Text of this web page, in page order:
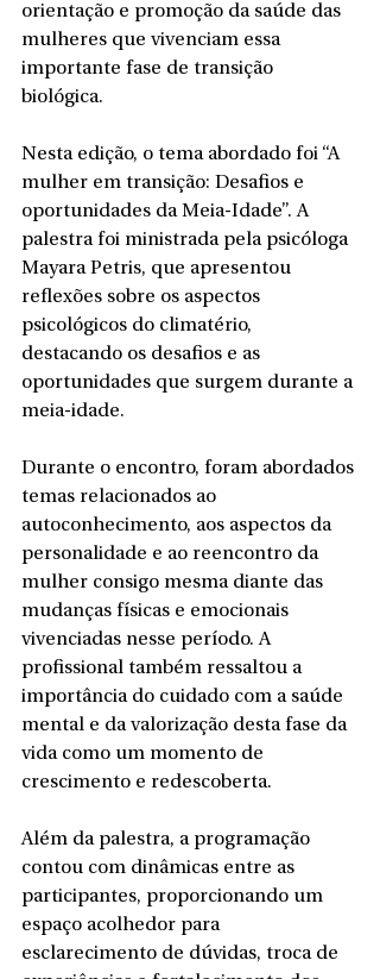
orientação e promoção da saúde das
mulheres que vivenciam essa
importante fase de transição
biológica.
Nesta edição, o tema abordado foi “A
mulher em transição: Desafios e
oportunidades da Meia-Idade”. A
palestra foi ministrada pela psicóloga
Mayara Petris, que apresentou
reflexões sobre os aspectos
psicológicos do climatério,
destacando os desafios e as
oportunidades que surgem durante a
meia-idade.
Durante o encontro, foram abordados
temas relacionados ao
autoconhecimento, aos aspectos da
personalidade e ao reencontro da
mulher consigo mesma diante das
mudanças físicas e emocionais
vivenciadas nesse período. A
profissional também ressaltou a
importância do cuidado com a saúde
mental e da valorização desta fase da
vida como um momento de
crescimento e redescoberta.
Além da palestra, a programação
contou com dinâmicas entre as
participantes, proporcionando um
espaço acolhedor para
esclarecimento de dúvidas, troca de